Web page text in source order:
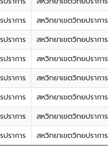
ราการ สหวิทยาเขตวิทยปราการ
ราการ สหวิทยาเขตวิทยปราการ
ราการ สหวิทยาเขตวิทยปราการ
ราการ สหวิทยาเขตวิทยปราการ
ราการ สหวิทยาเขตวิทยปราการ
ราการ สหวิทยาเขตวิทยปราการ
ราการ สหวิทยาเขตวิทยปราการ